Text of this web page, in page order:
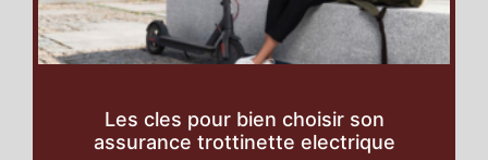
Les cles pour bien choisir son
assurance trottinette electrique